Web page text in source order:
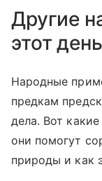
Другие
этот день
Народные
предкам
дела. Вот
они помогут
природы и как